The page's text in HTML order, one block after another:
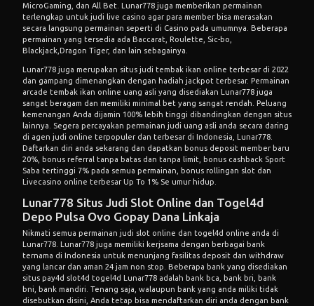
MicroGaming, dan All Bet. Lunar778 juga memberikan permainan
terlengkap untuk judi live casino agar para member bisa merasakan
secara langsung permainan seperti di Casino pada umumnya. Beberapa
permainan yang tersedia ada Baccarat, Roulette, Sic-bo,
Blackjack,Dragon Tiger, dan lain sebagainya.
Lunar778 juga merupakan situs judi tembak ikan online terbesar di 2022
dan gampang dimenangkan dengan hadiah jackpot terbesar. Permainan
arcade tembak ikan online uang asli yang disediakan Lunar778 juga
sangat beragam dan memiliki minimal bet yang sangat rendah. Peluang
kemenangan Anda dijamin 100% lebih tinggi dibandingkan dengan situs
lainnya. Segera percayakan permainan judi uang asli anda secara daring
di agen judi online terpopuler dan terbesar di Indonesia, Lunar778.
Daftarkan diri anda sekarang dan dapatkan bonus deposit member baru
20%, bonus referral tanpa batas dan tanpa limit, bonus cashback Sport
Saba tertinggi 7% pada semua permainan, bonus rollingan slot dan
Livecasino online terbesar Up To 1% Se umur hidup.
Lunar778 Situs Judi Slot Online dan Togel4d
Depo Pulsa Ovo Gopay Dana Linkaja
Nikmati semua permainan judi slot online dan togel4d online anda di
Lunar778. Lunar778 juga memiliki kerjsama dengan berbagai bank
ternama di Indonesia untuk menunjang fasilitas deposit dan withdraw
yang lancar dan aman 24 jam non stop. Beberapa bank yang disediakan
situs pay4d slot4d togel4d Lunar778 adalah bank bca, bank bri, bank
bni, bank mandiri. Tenang saja, walaupun bank yang anda miliki tidak
disebutkan disini, Anda tetap bisa mendaftarkan diri anda dengan bank